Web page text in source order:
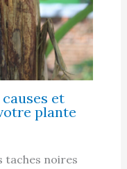
et
plante
taches noires